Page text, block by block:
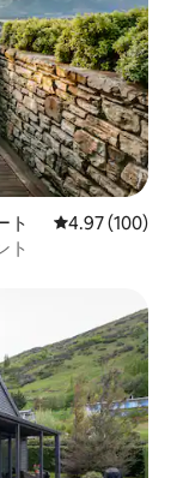
ト レビュー100
4.97 (100)
ト